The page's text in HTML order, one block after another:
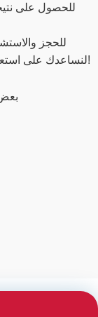
للحصول على
للحجز
لنساعدك على استعادة ثقتك بنفسك وتحقيق الحلم الذي تسعى إليه!